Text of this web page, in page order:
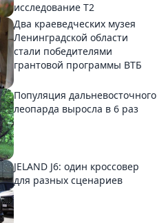
исследование T2
Два краеведческих музея
Ленинградской области
стали победителями
грантовой программы ВТБ
Популяция дальневосточного
леопарда выросла в 6 раз
JELAND J6: один кроссовер
для разных сценариев